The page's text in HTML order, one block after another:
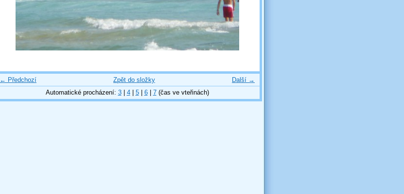
← Předchozí Další →
Zpět do složky
Automatické procházení: 3| 4| 5| 6| 7(čas ve vteřinách)